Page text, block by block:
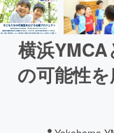
横浜
の可能性